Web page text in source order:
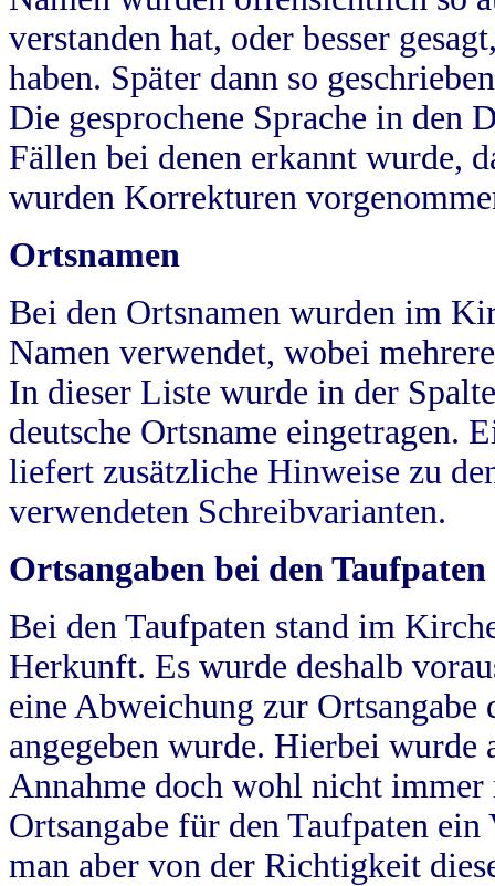
verstanden hat, oder besser
haben. Später dann so
Die gesprochene Sprache in
Fällen bei denen erkannt wurde,
wurden Korrekturen
Ortsnamen
Bei den Ortsnamen wurden im
Namen verwendet, wobei
In dieser Liste wurde in der
deutsche Ortsname eingetragen.
liefert zusätzliche Hinweise zu
verwendeten Schreibvarianten.
Ortsangaben bei den Taufpaten
Bei den Taufpaten stand im
Herkunft. Es wurde deshalb
eine Abweichung zur
angegeben wurde. Hierbei wurde
Annahme doch wohl nicht
Ortsangabe für den Taufpaten
man aber von der Richtigkeit